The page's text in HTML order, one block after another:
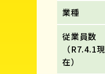
業種
従業員数
（R7.4.1現
在）